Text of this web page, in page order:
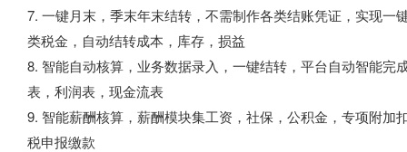
7. 一键月末，季末年末结转，不需制作各类结账凭证，实现
类税金，自动结转成本，库存，损益
8. 智能自动核算，业务数据录入，一键结转，平台自动智能
表，利润表，现金流表
9. 智能薪酬核算，薪酬模块集工资，社保，公积金，专项附
税申报缴款